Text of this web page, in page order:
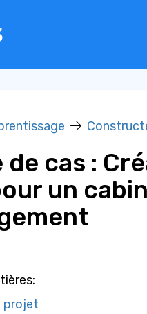
de cas :
un
projet